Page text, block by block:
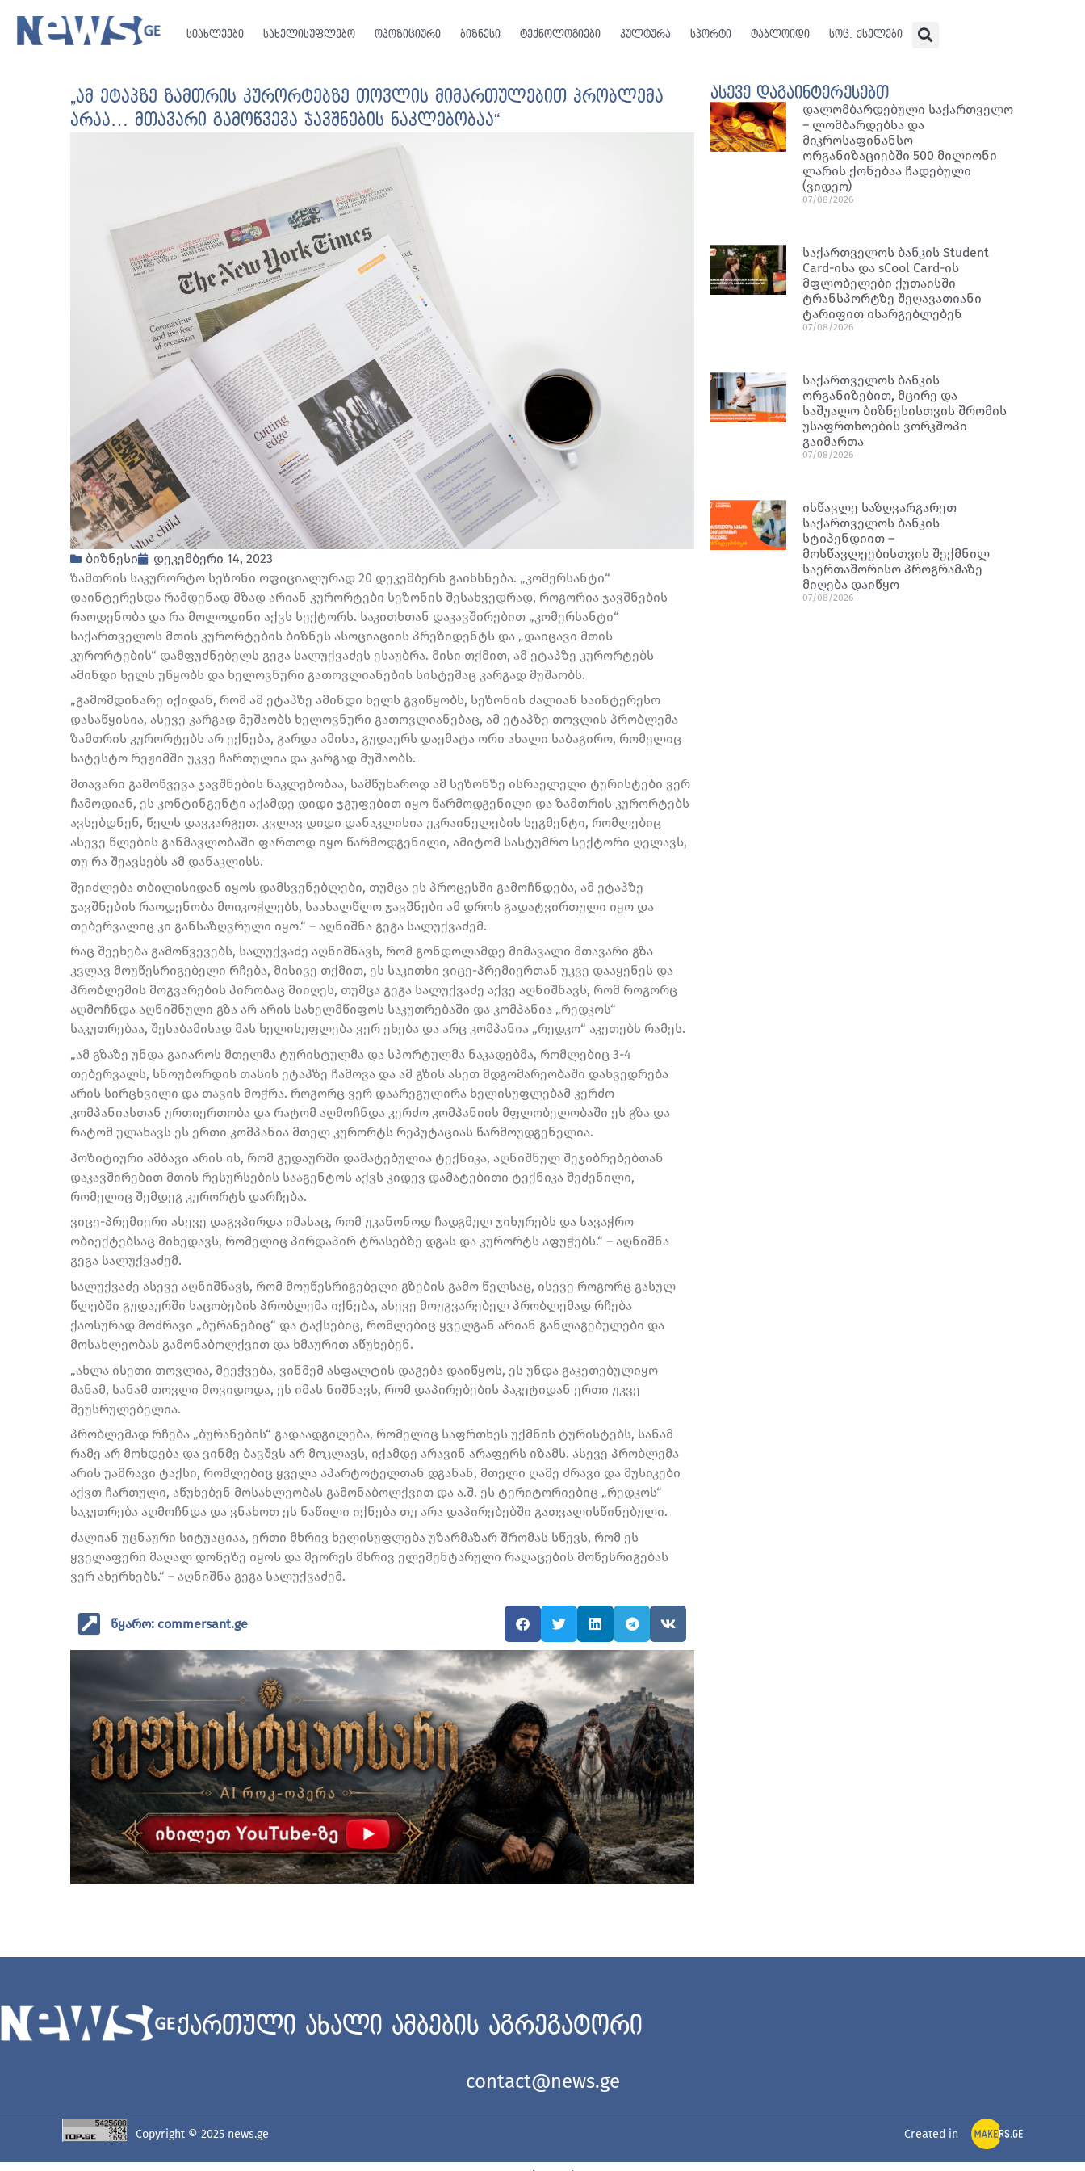
სიახლეები სახელისუფლებო ოპოზიციური ბიზნესი ტექნოლოგიები კულტურა სპორტი ტაბლოიდი სოც. ქსელები
„ამ ეტაპზე ზამთრის კურორტებზე თოვლის მიმართულებით პრობლემა
არაა… მთავარი გამოწვევა ჯავშნების ნაკლებობაა“
ბიზნესი
დეკემბერი 14, 2023
ზამთრის საკურორტო სეზონი ოფიციალურად 20 დეკემბერს გაიხსნება. „კომერსანტი“
დაინტერესდა რამდენად მზად არიან კურორტები სეზონის შესახვედრად, როგორია ჯავშნების
რაოდენობა და რა მოლოდინი აქვს სექტორს. საკითხთან დაკავშირებით „კომერსანტი“
საქართველოს მთის კურორტების ბიზნეს ასოციაციის პრეზიდენტს და „დაიცავი მთის
კურორტების“ დამფუძნებელს გეგა სალუქვაძეს ესაუბრა. მისი თქმით, ამ ეტაპზე კურორტებს
ამინდი ხელს უწყობს და ხელოვნური გათოვლიანების სისტემაც კარგად მუშაობს.
„გამომდინარე იქიდან, რომ ამ ეტაპზე ამინდი ხელს გვიწყობს, სეზონის ძალიან საინტერესო
დასაწყისია, ასევე კარგად მუშაობს ხელოვნური გათოვლიანებაც, ამ ეტაპზე თოვლის პრობლემა
ზამთრის კურორტებს არ ექნება, გარდა ამისა, გუდაურს დაემატა ორი ახალი საბაგირო, რომელიც
სატესტო რეჟიმში უკვე ჩართულია და კარგად მუშაობს.
მთავარი გამოწვევა ჯავშნების ნაკლებობაა, სამწუხაროდ ამ სეზონზე ისრაელელი ტურისტები ვერ
ჩამოდიან, ეს კონტინგენტი აქამდე დიდი ჯგუფებით იყო წარმოდგენილი და ზამთრის კურორტებს
ავსებდნენ, წელს დავკარგეთ. კვლავ დიდი დანაკლისია უკრაინელების სეგმენტი, რომლებიც
ასევე წლების განმავლობაში ფართოდ იყო წარმოდგენილი, ამიტომ სასტუმრო სექტორი ღელავს,
თუ რა შეავსებს ამ დანაკლისს.
შეიძლება თბილისიდან იყოს დამსვენებლები, თუმცა ეს პროცესში გამოჩნდება, ამ ეტაპზე
ჯავშნების რაოდენობა მოიკოჭლებს, საახალწლო ჯავშნები ამ დროს გადატვირთული იყო და
თებერვალიც კი განსაზღვრული იყო.“ – აღნიშნა გეგა სალუქვაძემ.
რაც შეეხება გამოწვევებს, სალუქვაძე აღნიშნავს, რომ გონდოლამდე მიმავალი მთავარი გზა
კვლავ მოუწესრიგებელი რჩება, მისივე თქმით, ეს საკითხი ვიცე-პრემიერთან უკვე დააყენეს და
პრობლემის მოგვარების პირობაც მიიღეს, თუმცა გეგა სალუქვაძე აქვე აღნიშნავს, რომ როგორც
აღმოჩნდა აღნიშნული გზა არ არის სახელმწიფოს საკუთრებაში და კომპანია „რედკოს“
საკუთრებაა, შესაბამისად მას ხელისუფლება ვერ ეხება და არც კომპანია „რედკო“ აკეთებს რამეს.
„ამ გზაზე უნდა გაიაროს მთელმა ტურისტულმა და სპორტულმა ნაკადებმა, რომლებიც 3-4
თებერვალს, სნოუბორდის თასის ეტაპზე ჩამოვა და ამ გზის ასეთ მდგომარეობაში დახვედრება
არის სირცხვილი და თავის მოჭრა. როგორც ვერ დაარეგულირა ხელისუფლებამ კერძო
კომპანიასთან ურთიერთობა და რატომ აღმოჩნდა კერძო კომპანიის მფლობელობაში ეს გზა და
რატომ ულახავს ეს ერთი კომპანია მთელ კურორტს რეპუტაციას წარმოუდგენელია.
პოზიტიური ამბავი არის ის, რომ გუდაურში დამატებულია ტექნიკა, აღნიშნულ შეჯიბრებებთან
დაკავშირებით მთის რესურსების სააგენტოს აქვს კიდევ დამატებითი ტექნიკა შეძენილი,
რომელიც შემდეგ კურორტს დარჩება.
ვიცე-პრემიერი ასევე დაგვპირდა იმასაც, რომ უკანონოდ ჩადგმულ ჯიხურებს და სავაჭრო
ობიექტებსაც მიხედავს, რომელიც პირდაპირ ტრასებზე დგას და კურორტს აფუჭებს.“ – აღნიშნა
გეგა სალუქვაძემ.
სალუქვაძე ასევე აღნიშნავს, რომ მოუწესრიგებელი გზების გამო წელსაც, ისევე როგორც გასულ
წლებში გუდაურში საცობების პრობლემა იქნება, ასევე მოუგვარებელ პრობლემად რჩება
ქაოსურად მოძრავი „ბურანებიც“ და ტაქსებიც, რომლებიც ყველგან არიან განლაგებულები და
მოსახლეობას გამონაბოლქვით და ხმაურით აწუხებენ.
„ახლა ისეთი თოვლია, მეეჭვება, ვინმემ ასფალტის დაგება დაიწყოს, ეს უნდა გაკეთებულიყო
მანამ, სანამ თოვლი მოვიდოდა, ეს იმას ნიშნავს, რომ დაპირებების პაკეტიდან ერთი უკვე
შეუსრულებელია.
პრობლემად რჩება „ბურანების“ გადაადგილება, რომელიც საფრთხეს უქმნის ტურისტებს, სანამ
რამე არ მოხდება და ვინმე ბავშვს არ მოკლავს, იქამდე არავინ არაფერს იზამს. ასევე პრობლემა
არის უამრავი ტაქსი, რომლებიც ყველა აპარტოტელთან დგანან, მთელი ღამე ძრავი და მუსიკები
აქვთ ჩართული, აწუხებენ მოსახლეობას გამონაბოლქვით და ა.შ. ეს ტერიტორიებიც „რედკოს“
საკუთრება აღმოჩნდა და ვნახოთ ეს ნაწილი იქნება თუ არა დაპირებებში გათვალისწინებული.
ძალიან უცნაური სიტუაციაა, ერთი მხრივ ხელისუფლება უზარმაზარ შრომას სწევს, რომ ეს
ყველაფერი მაღალ დონეზე იყოს და მეორეს მხრივ ელემენტარული რაღაცების მოწესრიგებას
ვერ ახერხებს.“ – აღნიშნა გეგა სალუქვაძემ.
წყარო: commersant.ge
ასევე დაგაინტერესებთ
დალომბარდებული საქართველო
– ლომბარდებსა და
მიკროსაფინანსო
ორგანიზაციებში 500 მილიონი
ლარის ქონებაა ჩადებული
(ვიდეო)
07/08/2026
საქართველოს ბანკის Student
Card-ისა და sCool Card-ის
მფლობელები ქუთაისში
ტრანსპორტზე შეღავათიანი
ტარიფით ისარგებლებენ
07/08/2026
საქართველოს ბანკის
ორგანიზებით, მცირე და
საშუალო ბიზნესისთვის შრომის
უსაფრთხოების ვორკშოპი
გაიმართა
07/08/2026
ისწავლე საზღვარგარეთ
საქართველოს ბანკის
სტიპენდიით –
მოსწავლეებისთვის შექმნილ
საერთაშორისო პროგრამაზე
მიღება დაიწყო
07/08/2026
ქართული ახალი ამბების აგრეგატორი
contact@news.ge
Copyright © 2025 news.ge Created in